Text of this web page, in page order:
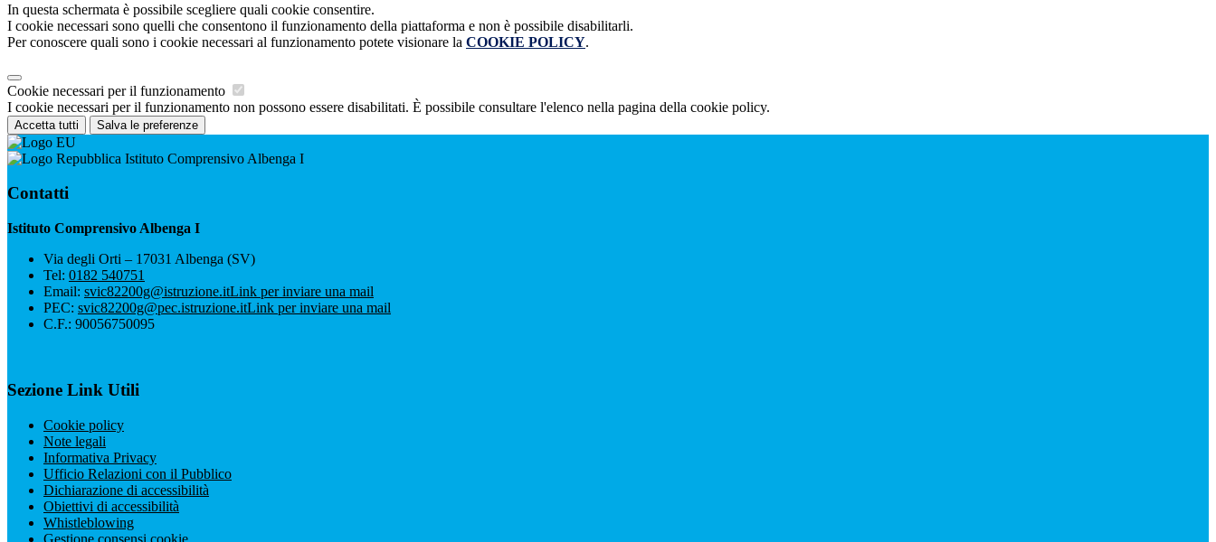
In questa schermata è possibile scegliere quali cookie consentire.
I cookie necessari sono quelli che consentono il funzionamento della piattaforma e non è possibile disabilitarli.
Per conoscere quali sono i cookie necessari al funzionamento potete visionare la COOKIE POLICY.
Cookie necessari per il funzionamento
I cookie necessari per il funzionamento non possono essere disabilitati. È possibile consultare l'elenco nella pagina della cookie policy.
Accetta tutti Salva le preferenze
Istituto Comprensivo Albenga I
Contatti
Istituto Comprensivo Albenga I
Via degli Orti – 17031 Albenga (SV)
Tel: 0182 540751
Email: svic82200g@istruzione.itLink per inviare una mail
PEC: svic82200g@pec.istruzione.itLink per inviare una mail
C.F.: 90056750095
Sezione Link Utili
Cookie policy
Note legali
Informativa Privacy
Ufficio Relazioni con il Pubblico
Dichiarazione di accessibilità
Obiettivi di accessibilità
Whistleblowing
Gestione consensi cookie